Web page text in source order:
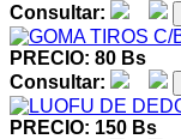
Consultar:
PRECIO: 80 Bs
Consultar:
PRECIO: 150 Bs